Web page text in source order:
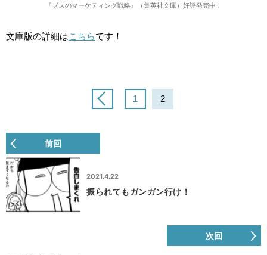
『ブスのマーケティング戦略』（集英社文庫）好評発売中！
文庫版の詳細はこちらです！
1 2
前回
2021.4.22
振られてもガンガン行け！
次回